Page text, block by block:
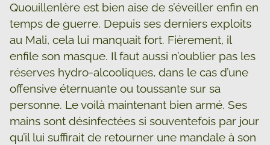
Quouillenlère est bien aise de s’éveiller enfin en
temps de guerre. Depuis ses derniers exploits
au Mali, cela lui manquait fort. Fièrement, il
enfile son masque. Il faut aussi n’oublier pas les
réserves hydro-alcooliques, dans le cas d’une
offensive éternuante ou toussante sur sa
personne. Le voilà maintenant bien armé. Ses
mains sont désinfectées si souventefois par jour
qu’il lui suffirait de retourner une mandale à son